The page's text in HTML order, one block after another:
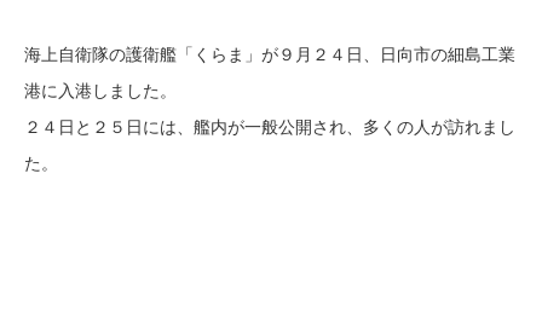
海上自衛隊の護衛艦「くらま」が９月２４日、日向市の細島工業
港に入港しました。
２４日と２５日には、艦内が一般公開され、多くの人が訪れまし
た。